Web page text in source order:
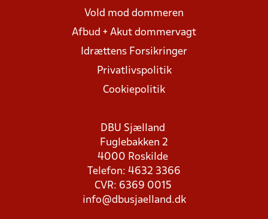
Vold mod dommeren
Afbud + Akut dommervagt
Idrættens Forsikringer
Privatlivspolitik
Cookiepolitik
DBU Sjælland
Fuglebakken 2
4000 Roskilde
Telefon: 4632 3366
CVR: 6369 0015
info@dbusjaelland.dk